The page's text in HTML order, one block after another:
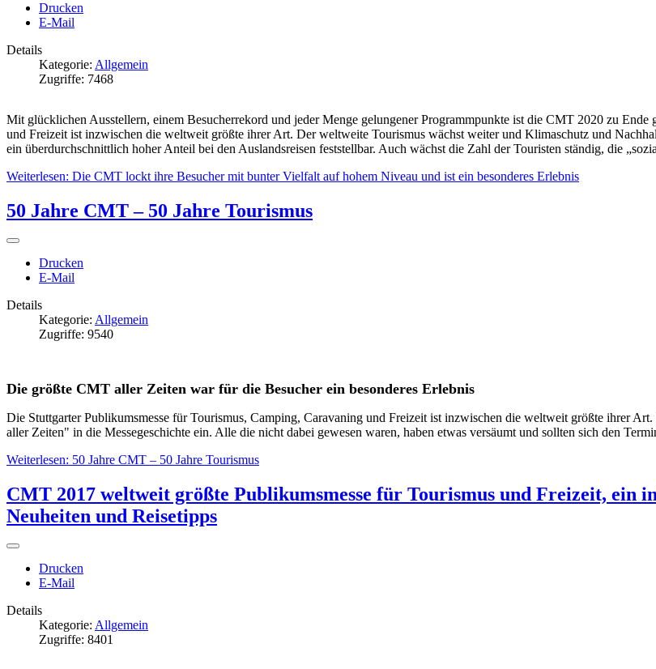
Drucken
E-Mail
Details
Kategorie: Allgemein
Zugriffe: 7468
Mit glücklichen Ausstellern, einem Besucherrekord und jeder Menge gelungener Programmpunkte ist die CMT 2020 zu
und Freizeit ist inzwischen die weltweit größte ihrer Art. Der weltweite Tourismus wächst weiter und Klimaschutz und
ein überdurchschnittlich hoher Anteil bei den Auslandsreisen feststellbar. Auch wächst die Zahl der Touristen ständig, die
Weiterlesen: Die CMT lockt ihre Besucher mit bunter Vielfalt auf hohem Niveau und ist ein besonderes Erlebnis
50 Jahre CMT – 50 Jahre Tourismus
Drucken
E-Mail
Details
Kategorie: Allgemein
Zugriffe: 9540
Die größte CMT aller Zeiten war für die Besucher ein besonderes Erlebnis
Die Stuttgarter Publikumsmesse für Tourismus, Camping, Caravaning und Freizeit ist inzwischen die weltweit größte ihrer
aller Zeiten" in die Messegeschichte ein. Alle die nicht dabei gewesen waren, haben etwas versäumt und sollten sich den
Weiterlesen: 50 Jahre CMT – 50 Jahre Tourismus
CMT 2017 weltweit größte Publikumsmesse für Tourismus und Freizeit, ein
Neuheiten und Reisetipps
Drucken
E-Mail
Details
Kategorie: Allgemein
Zugriffe: 8401